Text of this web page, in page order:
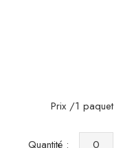
Prix /1 paquet
Quantité :